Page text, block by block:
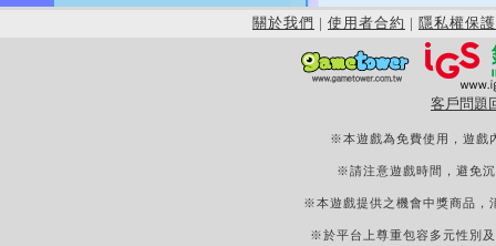
關於我們 | 使用者合約 | 隱私權保護
客戶問題
※本遊戲為免費使用，遊戲
※請注意遊戲時間，避免
※本遊戲提供之機會中獎商品，
※於平台上尊重包容多元性別